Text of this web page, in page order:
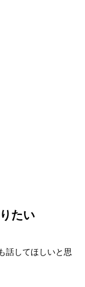
たい
話してほしいと思